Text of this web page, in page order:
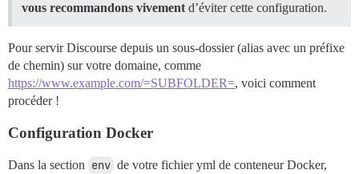
vous recommandons vivement d’éviter cette configuration.
Pour servir Discourse depuis un sous-dossier (alias avec un préfixe
de chemin) sur votre domaine, comme
https://www.example.com/=SUBFOLDER=, voici comment
procéder !
Configuration Docker
Dans la section env de votre fichier yml de conteneur Docker,